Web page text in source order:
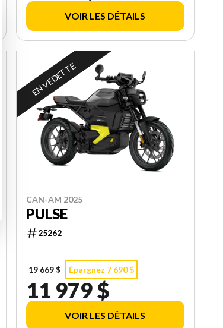
VOIR LES DÉTAILS
EN VEDETTE
CAN-AM 2025
PULSE
25262
19 669 $ Épargnez 7 690 $
11 979 $
VOIR LES DÉTAILS